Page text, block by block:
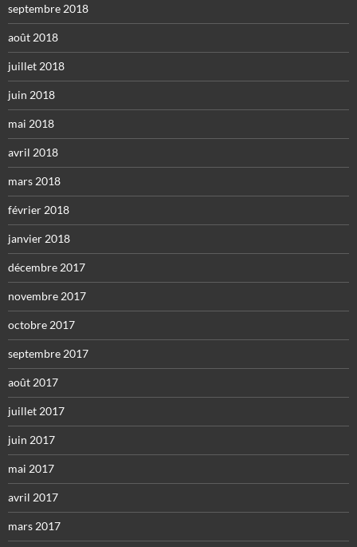
septembre 2018
août 2018
juillet 2018
juin 2018
mai 2018
avril 2018
mars 2018
février 2018
janvier 2018
décembre 2017
novembre 2017
octobre 2017
septembre 2017
août 2017
juillet 2017
juin 2017
mai 2017
avril 2017
mars 2017